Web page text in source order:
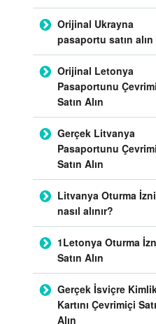
Orijinal Ukrayna
pasaportu satın alın
Orijinal Letonya
Pasaportunu
Satın Alın
Gerçek Litvanya
Pasaportunu
Satın Alın
Litvanya Oturma İzni
nasıl alınır?
1Letonya Oturma
Satın Alın
Gerçek İsviçre
Kartını Çevrimiçi
Alın